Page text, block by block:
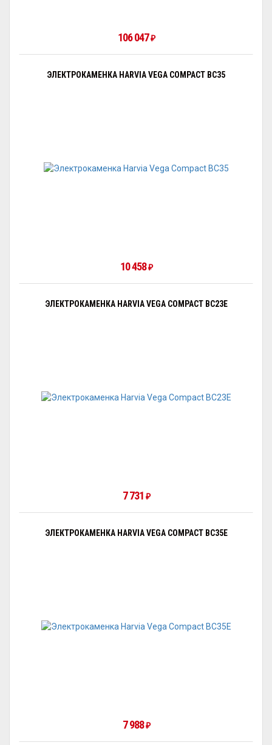
106 047 ₽
ЭЛЕКТРОКАМЕНКА HARVIA VEGA COMPACT BC35
10 458 ₽
ЭЛЕКТРОКАМЕНКА HARVIA VEGA COMPACT BC23E
7 731 ₽
ЭЛЕКТРОКАМЕНКА HARVIA VEGA COMPACT BC35E
7 988 ₽